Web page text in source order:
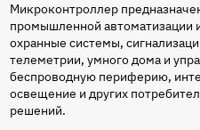
периферию,
сети,
Микроконтроллер
промышленной автоматизации
охранные системы,
телеметрии, умного дома и
беспроводную периферию,
освещение и других
решений.